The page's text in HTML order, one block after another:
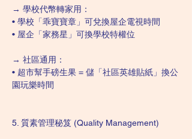
→ 學校代幣轉家用：
• 學校「乖寶寶章」可兌換屋企電視時間
• 屋企「家務星」可換學校特權位
→ 社區通用：
• 超市幫手磅生果 = 儲「社區英雄貼紙」換公
園玩樂時間
5. 質素管理秘笈 (Quality Management)